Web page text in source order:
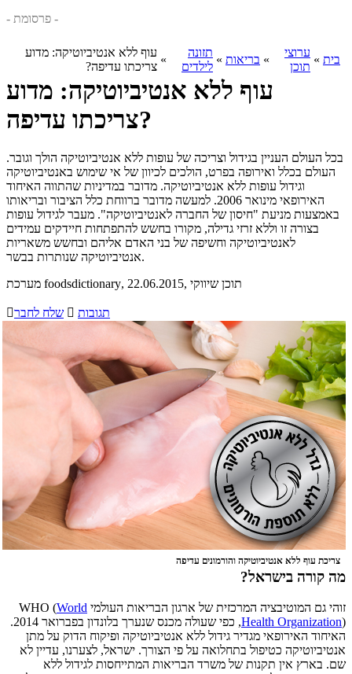
- פרסומת -
בית »
ערוצי
תוכן
» בריאות »
תזונה
לילדים
»
עוף ללא אנטיביוטיקה: מדוע
צריכתו עדיפה?
עוף ללא אנטיביוטיקה: מדוע
צריכתו עדיפה?
בכל העולם העניין בגידול וצריכה של עופות ללא אנטיביוטיקה הולך וגובר.
העולם בכלל ואירופה בפרט, הולכים לכיוון של אי שימוש באנטיביוטיקה
וגידול עופות ללא אנטיביוטיקה. מדובר במדיניות שהתווה האיחוד
האירופאי מינואר 2006. למעשה מדובר ברווחת כלל הציבור ובריאותו
באמצעות מניעת "חיסון של החברה לאנטיביוטיקה". מעבר לגידול עופות
בצורה זו וללא זרזי גדילה, מקורו בחשש להתפתחות חיידקים עמידים
לאנטיביוטיקה וחשיפה של בני האדם אליהם ובחשש משאריות
אנטיביוטיקה שנותרות בבשר.
מערכת foodsdictionary, 22.06.2015 , תוכן שיווקי
שלח לחבר  תגובות
צריכת עוף ללא אנטיביוטיקה והורמונים עדיפה
מה קורה בישראל?
זוהי גם המוטיבציה המרכזית של ארגון הבריאות העולמי WHO ( World
Health Organization
), כפי שעולה מכנס שנערך בלונדון בפברואר 2014.
האיחוד האירופאי מגדיר גידול ללא אנטיביוטיקה ופיקוח הדוק על מתן
אנטיביוטיקה כטיפול בתחלואה על פי הצורך. ישראל, לצערנו, עדיין לא
שם. בארץ אין תקנות של משרד הבריאות המתייחסות לגידול ללא